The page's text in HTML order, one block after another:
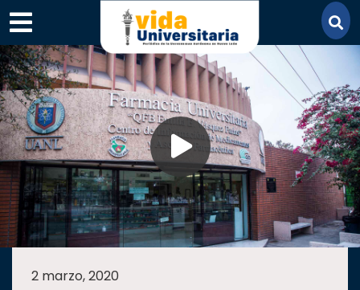
×
SECCIONES
ACADEMIA
2 marzo, 2020